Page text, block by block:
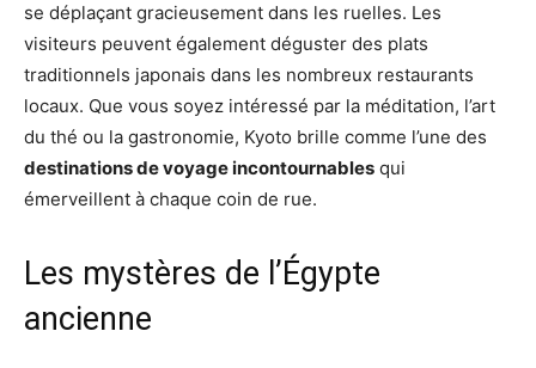
se déplaçant gracieusement dans les ruelles. Les
visiteurs peuvent également déguster des plats
traditionnels japonais dans les nombreux restaurants
locaux. Que vous soyez intéressé par la méditation, l’art
du thé ou la gastronomie, Kyoto brille comme l’une des
destinations de voyage incontournables qui
émerveillent à chaque coin de rue.
Les mystères de l’Égypte
ancienne